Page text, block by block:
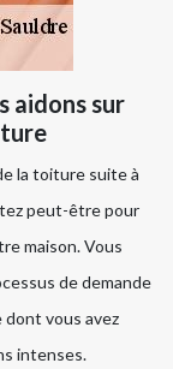
aidons sur
la toiture suite à
peut-être pour
maison. Vous
de demande
dont vous avez
intenses.